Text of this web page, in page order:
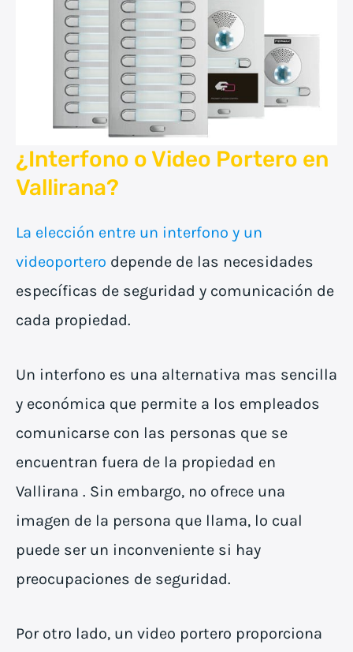
¿Interfono o Video Portero en
Vallirana?
La elección entre un interfono y un
videoportero depende de las necesidades
específicas de seguridad y comunicación de
cada propiedad.
Un interfono es una alternativa mas sencilla
y económica que permite a los empleados
comunicarse con las personas que se
encuentran fuera de la propiedad en
Vallirana . Sin embargo, no ofrece una
imagen de la persona que llama, lo cual
puede ser un inconveniente si hay
preocupaciones de seguridad.
Por otro lado, un video portero proporciona